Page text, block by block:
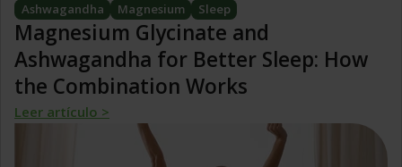
Ashwagandha Magnesium Sleep
Magnesium Glycinate and
Ashwagandha for Better Sleep: How
the Combination Works
Leer artículo >